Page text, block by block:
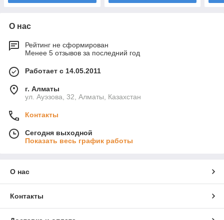
О нас
Рейтинг не сформирован
Менее 5 отзывов за последний год
Работает с 14.05.2011
г. Алматы
ул. Ауэзова, 32, Алматы, Казахстан
Контакты
Сегодня выходной
Показать весь график работы
О нас
Контакты